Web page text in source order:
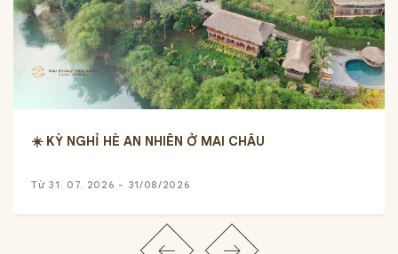
☀️ KỲ NGHỈ HÈ AN NHIÊN Ở MAI CHÂU
Từ 31. 07. 2026 - 31/08/2026